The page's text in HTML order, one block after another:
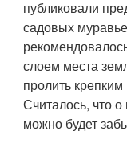
публиковали
садовых
слоем места
пролить
Считалось, что о
можно будет